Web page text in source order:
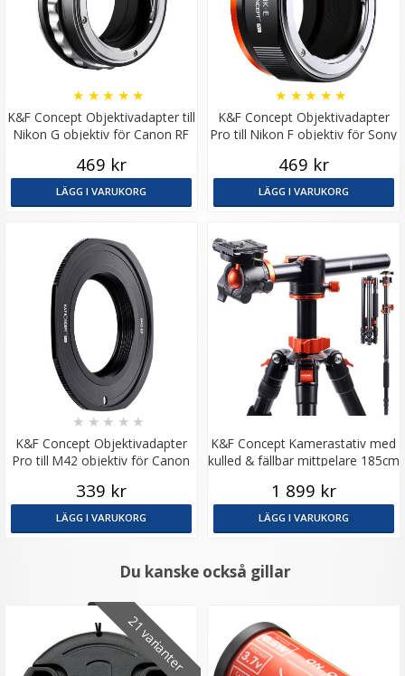
K&F Concept Objektivadapter till
Nikon G objektiv för Canon RF
★ ★ ★ ★ ★
469 kr
LÄGG I VARUKORG
K&F Concept Objektivadapter
Pro till Nikon F objektiv för Sony
★ ★ ★ ★ ★
469 kr
LÄGG I VARUKORG
K&F Concept Objektivadapter
Pro till M42 objektiv för Canon
★ ★ ★ ★ ★
339 kr
LÄGG I VARUKORG
K&F Concept Kamerastativ med
kulled & fällbar mittpelare 185cm
1 899 kr
LÄGG I VARUKORG
Du kanske också gillar
21 varianter